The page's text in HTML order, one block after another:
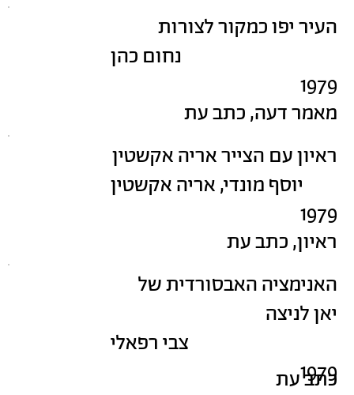
העיר יפו כמקור לצורות
נחום כהן
1979
מאמר דעה, כתב עת
ראיון עם הצייר אריה אקשטין
יוסף מונדי, אריה אקשטין
1979
ראיון, כתב עת
האנימציה האבסורדית של
יאן לניצה
צבי רפאלי
1979
כתב עת